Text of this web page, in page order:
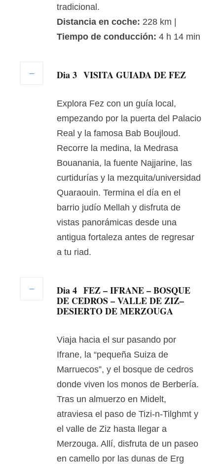
tradicional.
Distancia en coche: 228 km |
Tiempo de conducción: 4 h 14 min
Dia 3 VISITA GUIADA DE FEZ
Explora Fez con un guía local,
empezando por la puerta del Palacio
Real y la famosa Bab Boujloud.
Recorre la medina, la Medrasa
Bouanania, la fuente Najjarine, las
curtidurías y la mezquita/universidad
Quaraouin. Termina el día en el
barrio judío Mellah y disfruta de
vistas panorámicas desde una
antigua fortaleza antes de regresar
a tu riad.
Dia 4 FEZ – IFRANE – BOSQUE
DE CEDROS – VALLE DE ZIZ–
DESIERTO DE MERZOUGA
Viaja hacia el sur pasando por
Ifrane, la “pequeña Suiza de
Marruecos”, y el bosque de cedros
donde viven los monos de Berbería.
Tras un almuerzo en Midelt,
atraviesa el paso de Tizi-n-Tilghmt y
el valle de Ziz hasta llegar a
Merzouga. Allí, disfruta de un paseo
en camello por las dunas de Erg